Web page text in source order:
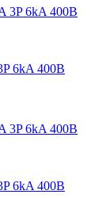
6kA 400В
6kA 400В